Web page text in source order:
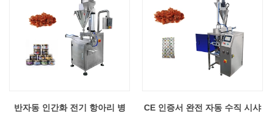
반자동 인간화 전기 항아리 병
CE 인증서 완전 자동 수직 시샤